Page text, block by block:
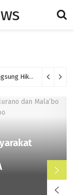
Konferda DPD API Sulawesi Barat, Berlangsung Hikmat dan Memilih Ketua Baru Periode 2026-2031